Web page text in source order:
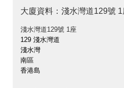
大廈資料：淺水灣道129號 1
淺水灣道129號 1座
129 淺水灣道
淺水灣
南區
香港島